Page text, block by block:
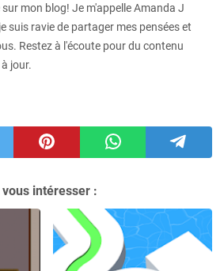
sur mon blog! Je m'appelle Amanda J
suis ravie de partager mes pensées et
Restez à l'écoute pour du contenu
jour.
intéresser :